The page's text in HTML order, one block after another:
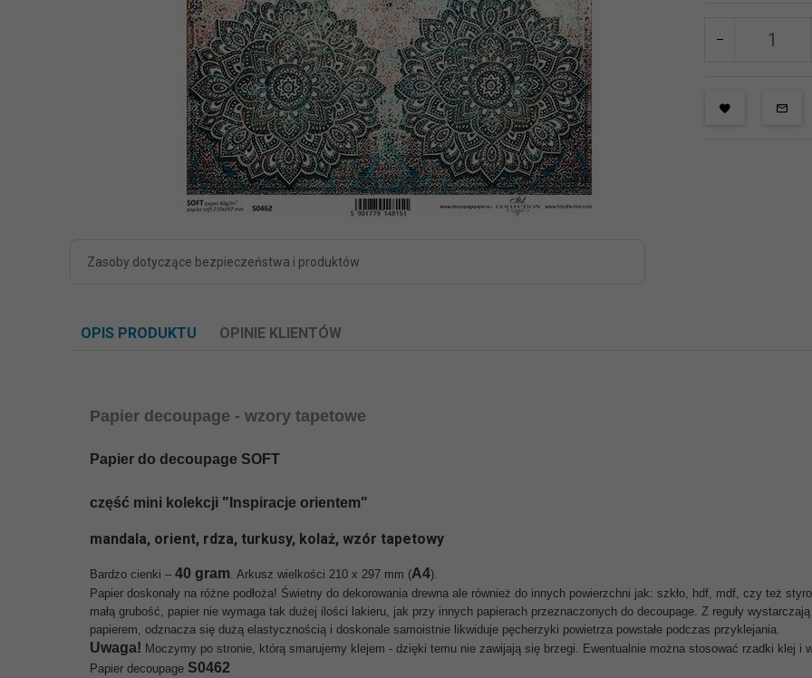
Zasoby dotyczące bezpieczeństwa i produktów
OPIS PRODUKTU OPINIE KLIENTÓW
Papier decoupage - wzory tapetowe
Papier do decoupage SOFT
część mini kolekcji " Inspiracje orientem"
mandala, orient, rdza, turkusy, kolaż, wzór tapetowy
Bardzo cienki – 40 gram. Arkusz wielkości 210 x 297 mm (A4).
Papier doskonały na różne podłoża! Świetny do dekorowania drewna ale również do innych powierzchni jak: szkło, hdf, mdf, czy też
małą grubość, papier nie wymaga tak dużej ilości lakieru, jak przy innych papierach przeznaczonych do decoupage. Z reguły
papierem, odznacza się dużą elastycznością i doskonale samoistnie likwiduje pęcherzyki powietrza powstałe podczas przyklejania.
Uwaga! Moczymy po stronie, którą smarujemy klejem - dzięki temu nie zawijają się brzegi. Ewentualnie można stosować rzadki klej i
Papier decoupage S0462